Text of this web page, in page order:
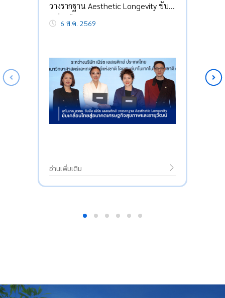
วางรากฐาน Aesthetic Longevity ขับ
เคลื่อนไทยสู่อนาคตเศรษฐกิจสุขภาพ
6 ส.ค. 2569
อ่านเพิ่มเติม